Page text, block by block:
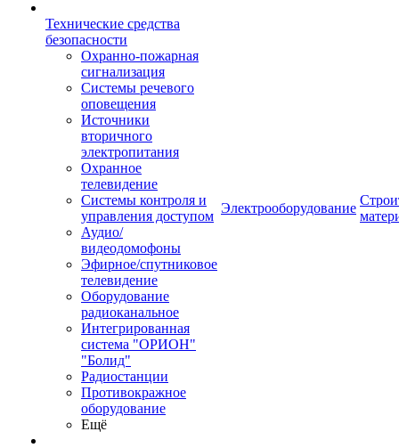
Технические средства
безопасности
Охранно-пожарная
сигнализация
Системы речевого
оповещения
Источники
вторичного
электропитания
Охранное
телевидение
Системы контроля и
управления доступом
Аудио/
видеодомофоны
Эфирное/спутниковое
телевидение
Оборудование
радиоканальное
Интегрированная
система "ОРИОН"
"Болид"
Радиостанции
Противокражное
оборудование
Ещё
Электрооборудование